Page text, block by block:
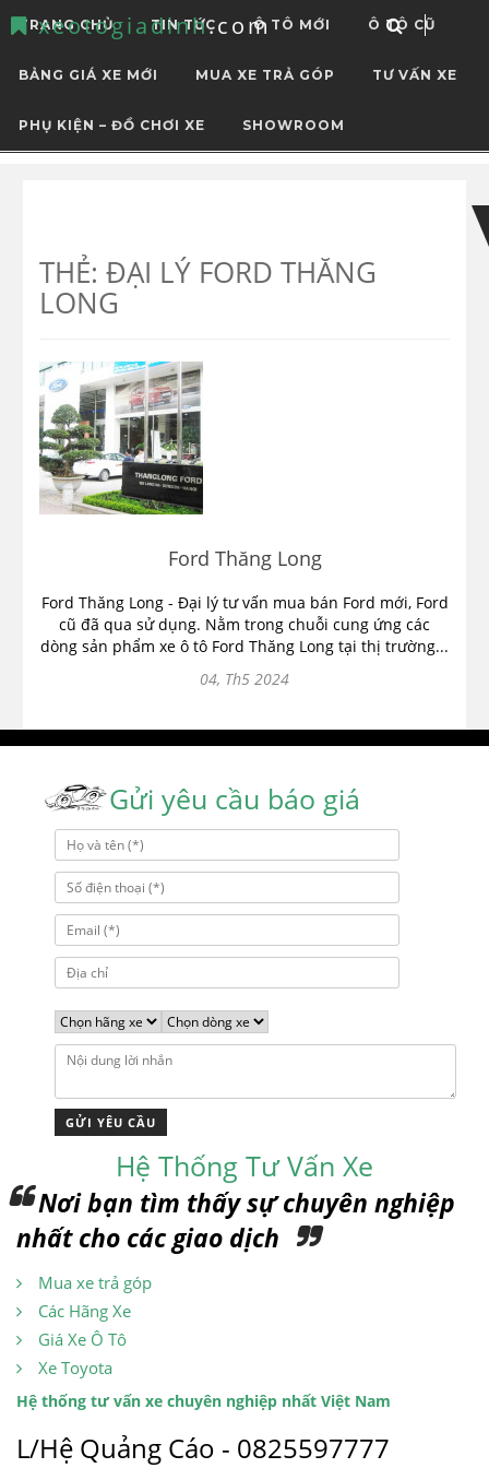
TRANG CHỦ TIN TỨC Ô TÔ MỚI Ô TÔ CŨ
BẢNG GIÁ XE MỚI MUA XE TRẢ GÓP TƯ VẤN XE
PHỤ KIỆN – ĐỒ CHƠI XE SHOWROOM
xeotogiadinh.com
THẺ: ĐẠI LÝ FORD THĂNG
LONG
Ford Thăng Long
Ford Thăng Long - Đại lý tư vấn mua bán Ford mới, Ford
cũ đã qua sử dụng. Nằm trong chuỗi cung ứng các
dòng sản phẩm xe ô tô Ford Thăng Long tại thị trường...
04, Th5 2024
Gửi yêu cầu báo giá
Hệ Thống Tư Vấn Xe
Nơi bạn tìm thấy sự chuyên nghiệp
nhất cho các giao dịch
Mua xe trả góp
Các Hãng Xe
Giá Xe Ô Tô
Xe Toyota
Hệ thống tư vấn xe chuyên nghiệp nhất Việt Nam
L/Hệ Quảng Cáo - 0825597777